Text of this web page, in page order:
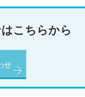
こちらから
せ